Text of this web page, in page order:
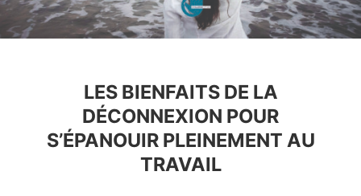
LES BIENFAITS DE LA
DÉCONNEXION POUR
S’ÉPANOUIR PLEINEMENT AU
TRAVAIL